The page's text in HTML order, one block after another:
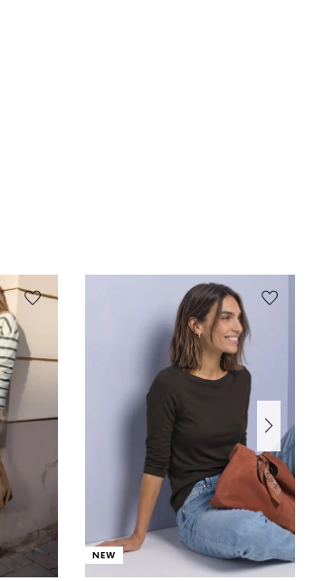
NEW